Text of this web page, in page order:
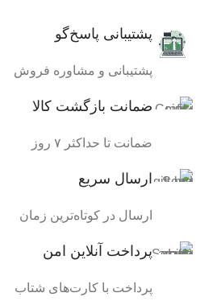
پرداخت آنلاین امن
پرداخت با کارت‌های شتاب
ارسال سریع
ارسال در کوتاه‌ترین زمان
ضمانت بازگشت کالا
ضمانت تا حداکثر ۷ روز
پشتیبانی پاسخ‌گو
پشتیبانی و مشاوره فروش